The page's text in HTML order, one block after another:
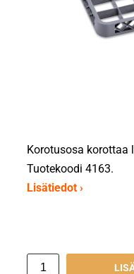
Korotusosa korottaa
Tuotekoodi 4163.
Lisätiedot ›